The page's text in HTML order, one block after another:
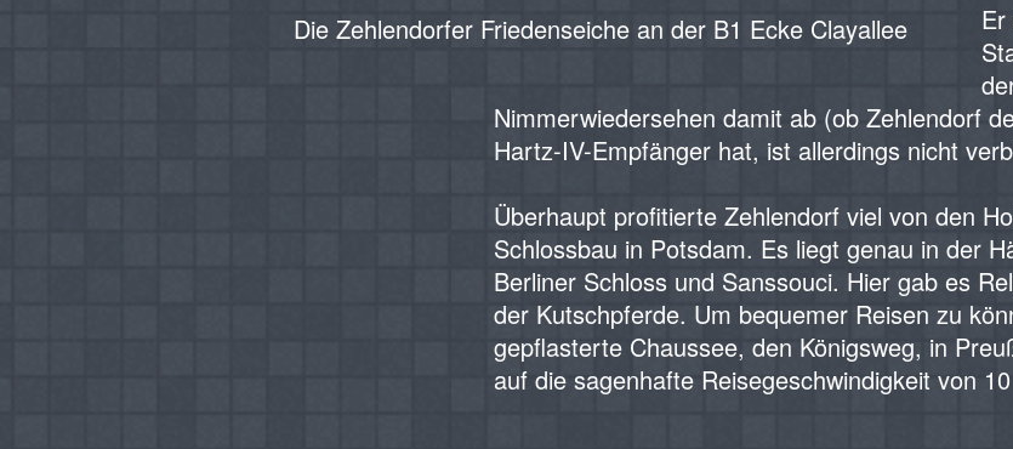
Die Zehlendorfer Friedenseiche an der B1 Ecke Clayallee
Nimmerwiedersehen damit ab (ob Zehlendorf
Hartz-IV-Empfänger hat, ist allerdings nicht
‍Überhaupt profitierte Zehlendorf viel von den
Schlossbau in Potsdam. Es liegt genau in der
Berliner Schloss und Sanssouci. Hier gab es
der Kutschpferde. Um bequemer Reisen zu
gepflasterte Chaussee, den Königsweg, in
auf die sagenhafte Reisegeschwindigkeit von